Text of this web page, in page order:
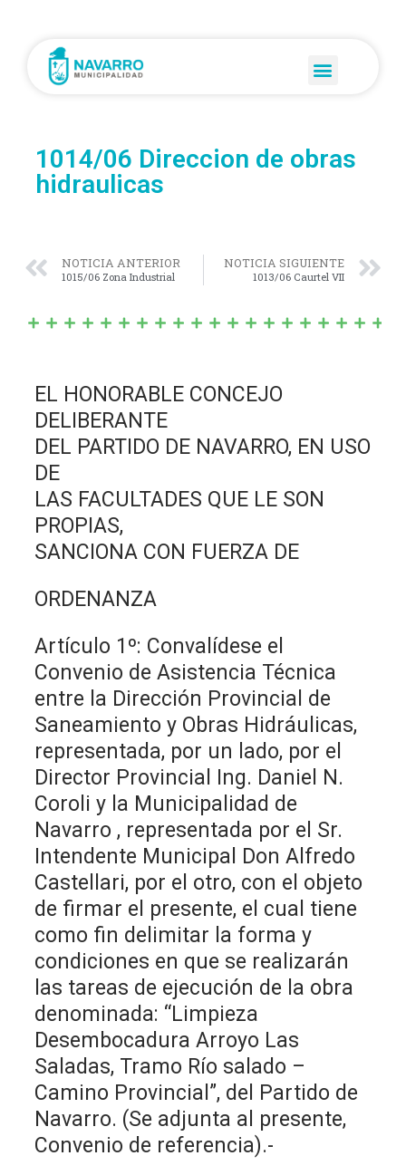
1014/06 Direccion de obras
hidraulicas
NOTICIA ANTERIOR
1015/06 Zona Industrial
NOTICIA SIGUIENTE
1013/06 Caurtel VII
EL HONORABLE CONCEJO
DELIBERANTE
DEL PARTIDO DE NAVARRO, EN USO
DE
LAS FACULTADES QUE LE SON
PROPIAS,
SANCIONA CON FUERZA DE
ORDENANZA
Artículo 1º: Convalídese el
Convenio de Asistencia Técnica
entre la Dirección Provincial de
Saneamiento y Obras Hidráulicas,
representada, por un lado, por el
Director Provincial Ing. Daniel N.
Coroli y la Municipalidad de
Navarro , representada por el Sr.
Intendente Municipal Don Alfredo
Castellari, por el otro, con el objeto
de firmar el presente, el cual tiene
como fin delimitar la forma y
condiciones en que se realizarán
las tareas de ejecución de la obra
denominada: “Limpieza
Desembocadura Arroyo Las
Saladas, Tramo Río salado –
Camino Provincial”, del Partido de
Navarro. (Se adjunta al presente,
Convenio de referencia).-